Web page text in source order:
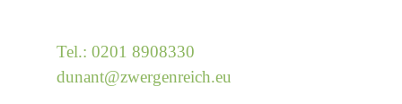
Tel.: 0201 8908330
dunant@zwergenreich.eu